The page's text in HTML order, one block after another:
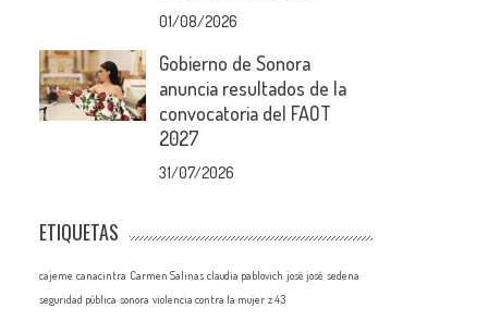
01/08/2026
Gobierno de Sonora
anuncia resultados de la
convocatoria del FAOT
2027
31/07/2026
ETIQUETAS
cajeme canacintra Carmen Salinas claudia pablovich josé josé sedena
seguridad pública sonora violencia contra la mujer z 43